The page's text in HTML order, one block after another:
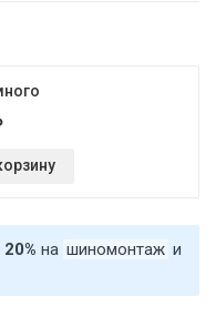
на шиномонтаж и